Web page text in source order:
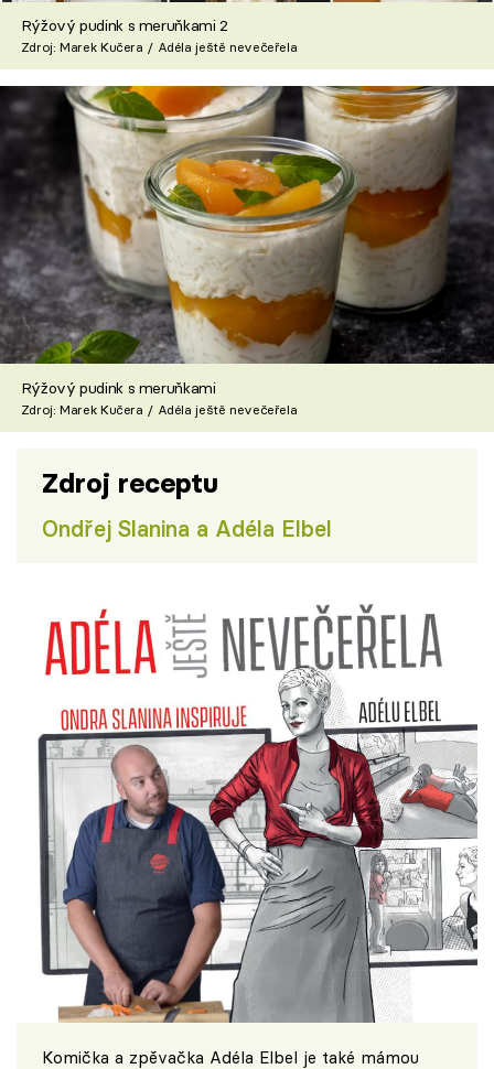
Rýžový pudink s meruňkami 2
Zdroj: Marek Kučera / Adéla ještě nevečeřela
Rýžový pudink s meruňkami
Zdroj: Marek Kučera / Adéla ještě nevečeřela
Zdroj receptu
Ondřej Slanina a Adéla Elbel
Komička a zpěvačka Adéla Elbel je také mámou